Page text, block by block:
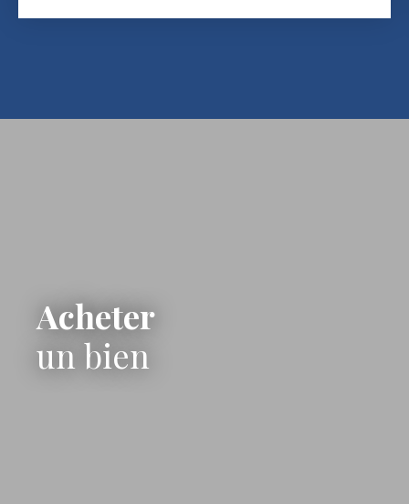
Acheter
un bien